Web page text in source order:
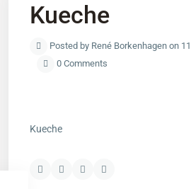
Kueche
Posted by René Borkenhagen on
0 Comments
Kueche